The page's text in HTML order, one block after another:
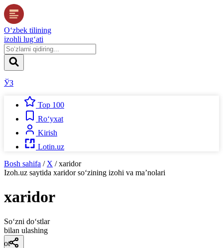
O‘zbek tilining
izohli lug‘ati
ЎЗ
Top 100
Ro‘yxat
Kirish
Lotin.uz
Bosh sahifa / X / xaridor
Izoh.uz saytida xaridorso‘zining izohi va ma’nolari
xaridor
So‘zni do‘stlar
bilan ulashing
ot